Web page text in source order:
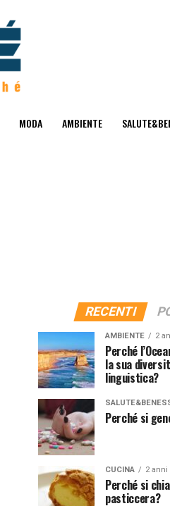
MODA AMBIENTE
RECENTI
AMBIENTE 2
Perché
la sua
linguistica?
Perché si
CUCINA 2 anni
Perché si
pasticcera?